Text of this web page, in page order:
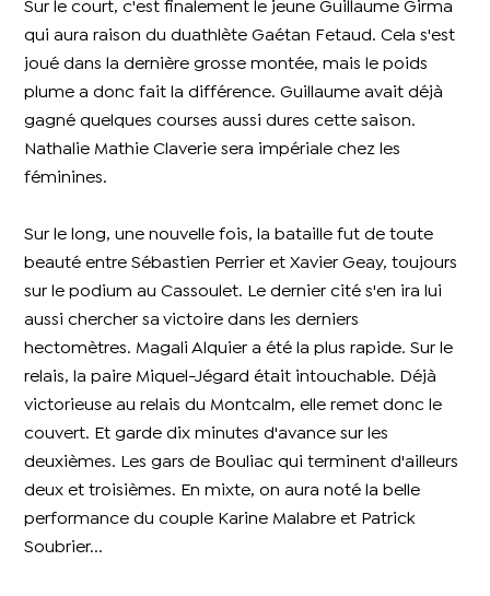
Sur le court, c'est finalement le jeune Guillaume Girma
qui aura raison du duathlète Gaétan Fetaud. Cela s'est
joué dans la dernière grosse montée, mais le poids
plume a donc fait la différence. Guillaume avait déjà
gagné quelques courses aussi dures cette saison.
Nathalie Mathie Claverie sera impériale chez les
féminines.
Sur le long, une nouvelle fois, la bataille fut de toute
beauté entre Sébastien Perrier et Xavier Geay, toujours
sur le podium au Cassoulet. Le dernier cité s'en ira lui
aussi chercher sa victoire dans les derniers
hectomètres. Magali Alquier a été la plus rapide. Sur le
relais, la paire Miquel-Jégard était intouchable. Déjà
victorieuse au relais du Montcalm, elle remet donc le
couvert. Et garde dix minutes d'avance sur les
deuxièmes. Les gars de Bouliac qui terminent d'ailleurs
deux et troisièmes. En mixte, on aura noté la belle
performance du couple Karine Malabre et Patrick
Soubrier...